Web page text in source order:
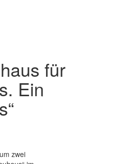
für
Ein
zwei